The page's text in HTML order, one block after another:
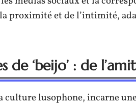
proximité et de l’intimité,
de ‘beijo’ : de
culture lusophone, incarne